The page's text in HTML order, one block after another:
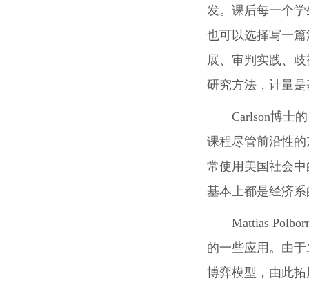
发。课后每一个
也可以选择写一
展、审判实践、
研究方法，计量
Carlson博士
课程尽管前沿性
常使用美国社会
基本上都是经济
Mattias
的一些应用。由
博弈模型，由此